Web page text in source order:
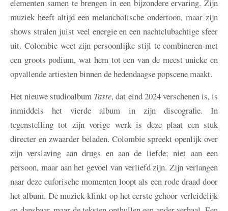
elementen samen te brengen in een bijzondere ervaring. Zijn
muziek heeft altijd een melancholische ondertoon, maar zijn
shows stralen juist veel energie en een nachtclubachtige sfeer
uit. Colombie weet zijn persoonlijke stijl te combineren met
een groots podium, wat hem tot een van de meest unieke en
opvallende artiesten binnen de hedendaagse popscene maakt.
Het nieuwe studioalbum Taste, dat eind 2024 verschenen is, is
inmiddels het vierde album in zijn discografie. In
tegenstelling tot zijn vorige werk is deze plaat een stuk
directer en zwaarder beladen. Colombie spreekt openlijk over
zijn verslaving aan drugs en aan de liefde; niet aan een
persoon, maar aan het gevoel van verliefd zijn. Zijn verlangen
naar deze euforische momenten loopt als een rode draad door
het album. De muziek klinkt op het eerste gehoor verleidelijk